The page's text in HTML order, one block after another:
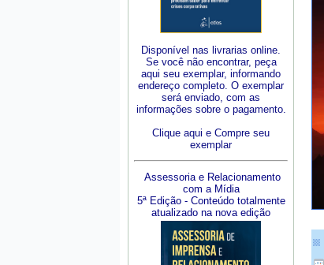
Disponível nas livrarias online.
Se você não encontrar, peça
aqui seu exemplar, informando
endereço completo. O exemplar
será enviado, com as
informações sobre o pagamento.
Clique aqui e Compre seu
exemplar
Assessoria e Relacionamento
com a Mídia
5ª Edição - Conteúdo totalmente
atualizado na nova edição